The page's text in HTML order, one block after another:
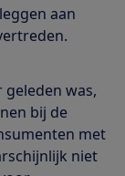
aan
was,
bij de
met
niet